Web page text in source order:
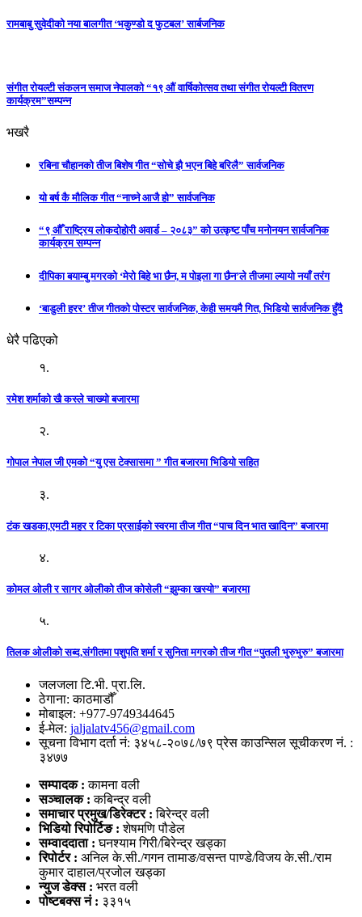
रामबाबु सुवेदीको नया बालगीत ‘भकुण्डो द फुटबल’ सार्बजनिक
संगीत रोयल्टी संकलन समाज नेपालको “१९ औं वार्षिकोत्सव तथा संगीत रोयल्टी वितरण
कार्यक्रम”सम्पन्न
भखरै
रबिना चौहानको तीज बिशेष गीत “सोचे झै भएन बिहे बरिलै” सार्वजनिक
यो बर्ष कै मौलिक गीत “नाच्ने आजै हो” सार्वजनिक
“९ औँ राष्ट्रिय लोकदोहोरी अवार्ड – २०८३” को उत्कृष्ट पाँच मनोनयन सार्वजनिक
कार्यक्रम सम्पन्न
दीपिका बयाम्बु मगरको ‘मेरो बिहे भा छैन, म पोइला गा छैन’ले तीजमा ल्यायो नयाँ तरंग
‘बाडुली हरर’ तीज गीतको पोस्टर सार्वजनिक, केही समयमै गित, भिडियो सार्वजनिक हुँदै
धेरै पढिएको
१.
रमेश शर्माको खै कस्ले चाख्यो बजारमा
२.
गोपाल नेपाल जी एमको “यु एस टेक्सासमा ” गीत बजारमा भिडियो सहित
३.
टंक खडका,एमटी महर र टिका प्रसाईको स्वरमा तीज गीत “पाच दिन भात खादिन” बजारमा
४.
कोमल ओली र सागर ओलीको तीज कोसेली “झुम्का खस्यो” बजारमा
५.
तिलक ओलीको सब्द,संगीतमा पशुपति शर्मा र सुनिता मगरको तीज गीत “पुतली भुरुभुरु” बजारमा
जलजला टि.भी. प्रा.लि.
ठेगाना: काठमाडौँ
मोबाइल: +977-9749344645
ई-मेल: jaljalatv456@gmail.com
सूचना विभाग दर्ता नं: ३४५८-२०७८/७९ प्रेस काउन्सिल सूचीकरण नं. :
३४७७
सम्पादक :कामना वली
सञ्‍चालक : कबिन्द्र वली
समाचार प्रमुख/डिरेक्टर :बिरेन्द्र वली
भिडियो रिपोर्टिङ : शेषमणि पौडेल
सम्वाददाता :घनश्याम गिरी/बिरेन्द्र खड्का
रिपोर्टर : अनिल के.सी./गगन तामाङ/वसन्त पाण्डे/विजय के.सी./राम
कुमार दाहाल/प्रजोल खड्का
न्युज डेक्स : भरत वली
पोष्‍टबक्स नं : ३३१५